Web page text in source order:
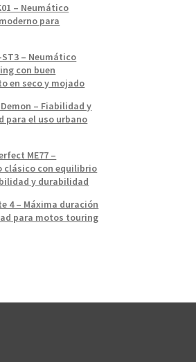
– Neumático
para
ST3 – Neumático
con buen
en seco y mojado
– Fiabilidad y
para el uso urbano
ME77 –
clásico con equilibrio
y durabilidad
4 – Máxima duración
para motos touring